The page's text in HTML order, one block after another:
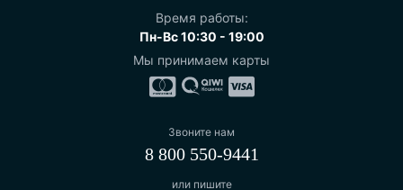
Время работы:
Пн-Вс 10:30 - 19:00
Мы принимаем карты
Звоните нам
8 800 550-9441
или пишите